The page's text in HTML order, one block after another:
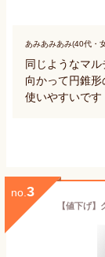
あみあみあみ(40代・
同じようなマ
向かって円錐
使いやすいです
no. 3